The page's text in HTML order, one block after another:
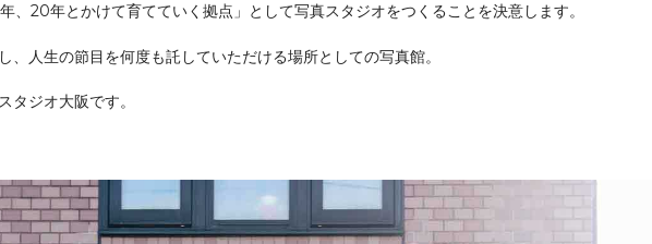
、20年とかけて育てていく拠点」として写真スタジオをつくることを決意します。
人生の節目を何度も託していただける場所としての写真館。
タジオ大阪です。